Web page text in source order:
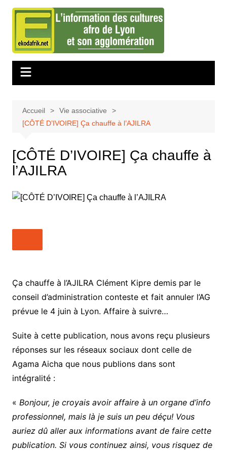
Aller
contenu
Accueil
Vie associative
[CÔTÉ D’IVOIRE] Ça chauffe à l’AJILRA
[CÔTÉ D’IVOIRE] Ça chauffe à
l’AJILRA
Ça chauffe à l’AJILRA Clément Kipre demis par le
conseil d’administration conteste et fait annuler l’AG
prévue le 4 juin à Lyon. Affaire à suivre…
Suite à cette publication, nous avons reçu plusieurs
réponses sur les réseaux sociaux dont celle de
Agama Aicha que nous publions dans sont
intégralité :
« Bonjour, je croyais avoir affaire à un organe d’info
professionnel, mais là je suis un peu déçu! Vous
auriez dû aller aux informations avant de faire cette
publication. Si vous continuez ainsi, vous risquez de